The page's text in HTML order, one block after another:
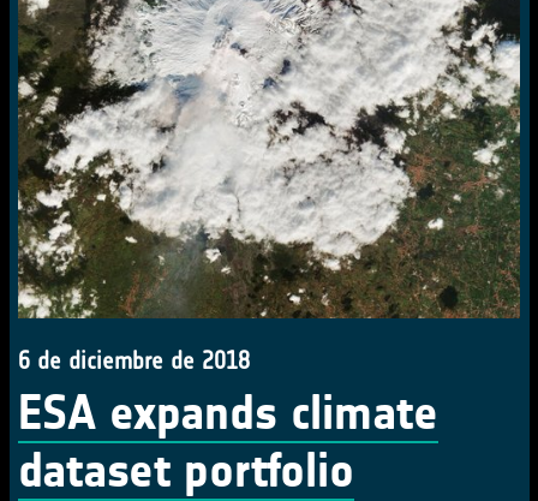
6 de diciembre de 2018
ESA expands climate
dataset portfolio